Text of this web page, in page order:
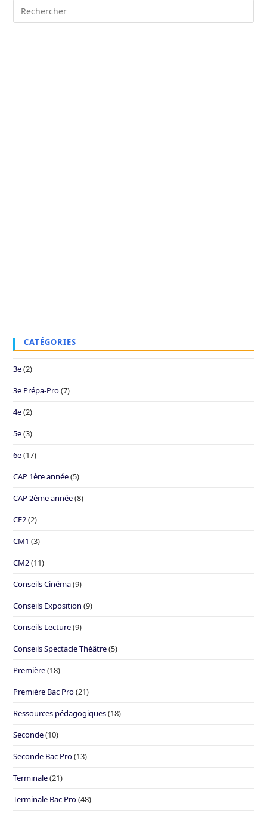
CATÉGORIES
3e(2)
3e Prépa-Pro(7)
4e(2)
5e(3)
6e(17)
CAP 1ère année(5)
CAP 2ème année(8)
CE2(2)
CM1 (3)
CM2(11)
Conseils Cinéma(9)
Conseils Exposition (9)
Conseils Lecture(9)
Conseils Spectacle Théâtre(5)
Première(18)
Première Bac Pro(21)
Ressources pédagogiques(18)
Seconde(10)
Seconde Bac Pro(13)
Terminale(21)
Terminale Bac Pro(48)